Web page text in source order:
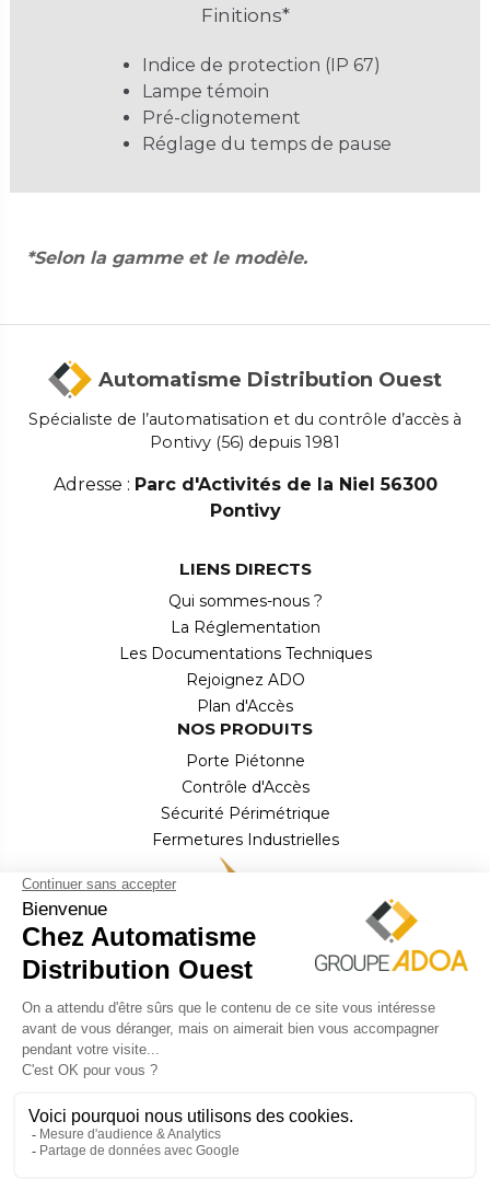
Finitions*
Indice de protection (IP 67)
Lampe témoin
Pré-clignotement
Réglage du temps de pause
*Selon la gamme et le modèle.
Automatisme Distribution Ouest
Spécialiste de l’automatisation et du contrôle d’accès à
Pontivy (56) depuis 1981
Adresse : Parc d'Activités de la Niel 56300
Pontivy
LIENS DIRECTS
Qui sommes-nous ?
La Réglementation
Les Documentations Techniques
Rejoignez ADO
Plan d'Accès
NOS PRODUITS
Porte Piétonne
Contrôle d'Accès
Sécurité Périmétrique
Fermetures Industrielles
Équipements de Quai
Email : contact.commercial2@adooa.fr
Téléphone :